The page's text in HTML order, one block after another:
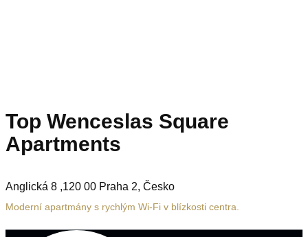
Top Wenceslas Square
Apartments
Anglická 8 ,120 00 Praha 2, Česko
Moderní apartmány s rychlým Wi-Fi v blízkosti centra.